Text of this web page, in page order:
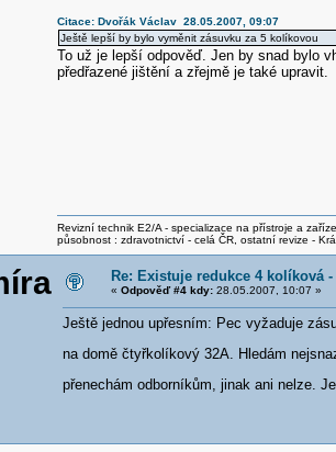
Citace: Dvořák Václav 28.05.2007, 09:07
Ještě lepší by bylo vyměnit zásuvku za 5 kolíkovou
To už je lepší odpověď. Jen by snad bylo
předřazené jištění a zřejmě je také upravit.
Revizní technik E2/A - specializace na přístroje a
působnost : zdravotnictví - celá ČR, ostatní revize -
Re: Existuje redukce 4 kolíková
« Odpověď #4 kdy:28.05.2007, 10:07 »
Ještě jednou upřesním: Pec vyžaduje
na domě čtyřkolíkový 32A. Hledám
přenechám odborníkům, jinak ani nelze.